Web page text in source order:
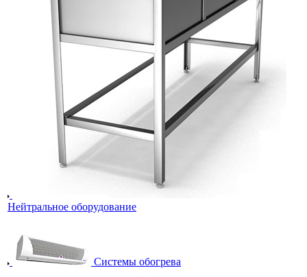
Нейтральное оборудование
Системы обогрева